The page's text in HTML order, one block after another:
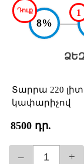
8%
Դուք 1
Տարրա 220
կափարիչով
8500 դր.
– +